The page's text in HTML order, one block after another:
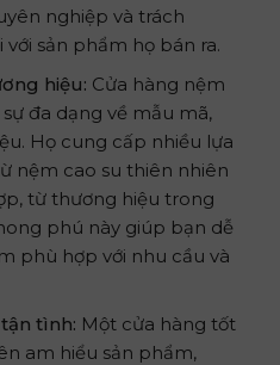
nghiệp và trách
sản phẩm họ bán ra.
hiệu: Cửa hàng nệm
đa dạng về mẫu mã,
Họ cung cấp nhiều lựa
nệm cao su thiên nhiên
từ thương hiệu trong
phú này giúp bạn dễ
phù hợp với nhu cầu và
tình: Một cửa hàng tốt
am hiểu sản phẩm,